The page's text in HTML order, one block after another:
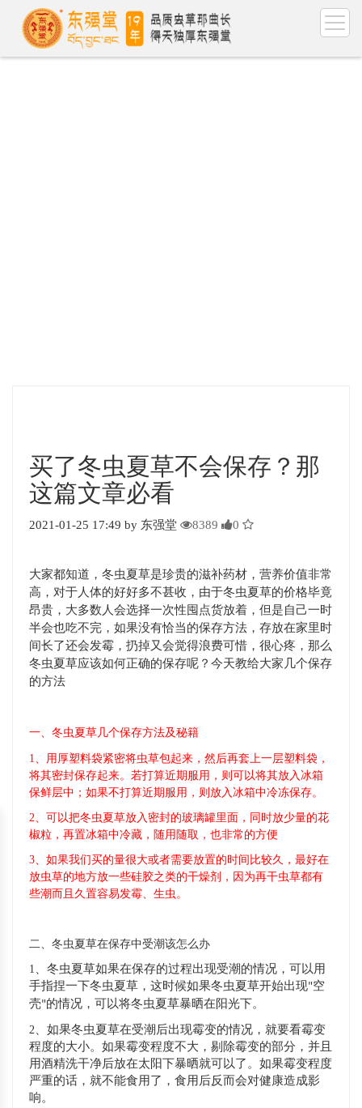
买了冬虫夏草不会保存？那
这篇文章必看
2021-01-25 17:49 by 东强堂 8389 0
大家都知道，冬虫夏草是珍贵的滋补药材，营养价值非常
高，对于人体的好好多不甚收，由于冬虫夏草的价格毕竟
昂贵，大多数人会选择一次性囤点货放着，但是自己一时
半会也吃不完，如果没有恰当的保存方法，存放在家里时
间长了还会发霉，扔掉又会觉得浪费可惜，很心疼，那么
冬虫夏草应该如何正确的保存呢？今天教给大家几个保存
的方法
一、冬虫夏草几个保存方法及秘籍
1、用厚塑料袋紧密将虫草包起来，然后再套上一层塑料袋，
将其密封保存起来。若打算近期服用，则可以将其放入冰箱
保鲜层中；如果不打算近期服用，则放入冰箱中冷冻保存。
2、可以把冬虫夏草放入密封的玻璃罐里面，同时放少量的花
椒粒，再置冰箱中冷藏，随用随取，也非常的方便
3、如果我们买的量很大或者需要放置的时间比较久，最好在
放虫草的地方放一些硅胶之类的干燥剂，因为再干虫草都有
些潮而且久置容易发霉、生虫。
二、冬虫夏草在保存中受潮该怎么办
1 、冬虫夏草如果在保存的过程出现受潮的情况，可以用
手指捏一下冬虫夏草，这时候如果冬虫夏草开始出现"空
壳"的情况，可以将冬虫夏草暴晒在阳光下。
2 、如果冬虫夏草在受潮后出现霉变的情况，就要看霉变
程度的大小。如果霉变程度不大，剔除霉变的部分，并且
用酒精洗干净后放在太阳下暴晒就可以了。如果霉变程度
严重的话，就不能食用了，食用后反而会对健康造成影
响。